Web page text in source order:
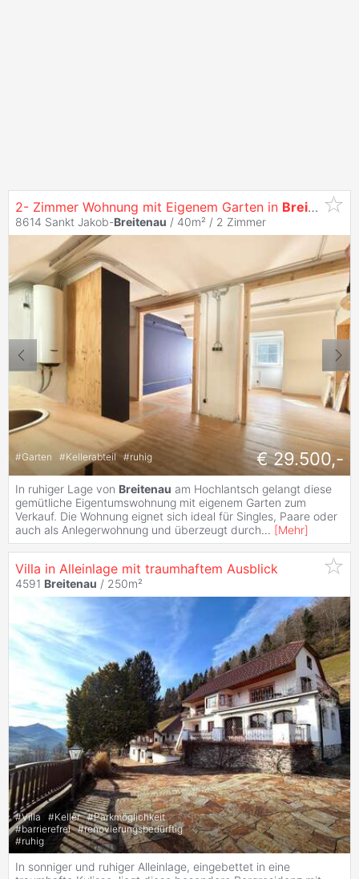
2- Zimmer Wohnung mit Eigenem Garten in Breitenau
8614 Sankt Jakob-Breitenau / 40m² / 2 Zimmer
#Garten #Kellerabteil #ruhig € 29.500,-
In ruhiger Lage von Breitenau am Hochlantsch gelangt diese
gemütliche Eigentumswohnung mit eigenem Garten zum
Verkauf. Die Wohnung eignet sich ideal für Singles, Paare oder
auch als Anlegerwohnung und überzeugt durch... [Mehr]
Villa in Alleinlage mit traumhaftem Ausblick
4591 Breitenau / 250m²
#Villa #Keller #Parkmöglichkeit
#barrierefrei #renovierungsbedürftig
#ruhig
In sonniger und ruhiger Alleinlage, eingebettet in eine